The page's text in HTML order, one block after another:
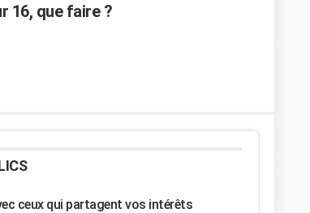
16, que faire ?
ceux qui partagent vos intérêts